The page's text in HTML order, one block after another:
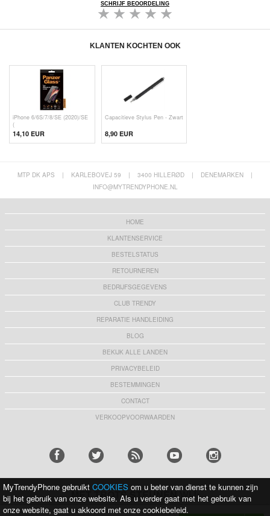
SCHRIJF BEOORDELING
KLANTEN KOCHTEN OOK
iPhone 6/6S/7/8/SE (2020)/SE
(
14,10 EUR
Capacitieve Stylus Pen - Zwart
8,90 EUR
MTP DK APS | KARLEBOVEJ 59 | 3400 HILLERØD | DENEMARKEN
|
INFO@MYTRENDYPHONE.NL
HOME
KLANTENSERVICE
BESTELSTATUS
RETOURNEREN
BEDRIJFSGEGEVENS
CLUB TRENDY
REPARATIE HANDLEIDING
BLOG
BEKIJK ALLE LANDEN
PRIVACYBELEID
BESTEMMINGEN
CONTACT
VERKOOPVOORWAARDEN
MET TROTS STEUNEN WIJ:
MyTrendyPhone gebruikt COOKIES om u beter van dienst te kunnen zijn
bij het gebruik van onze website. Als u verder gaat met het gebruik van
onze website, gaat u akkoord met onze cookiebeleid.